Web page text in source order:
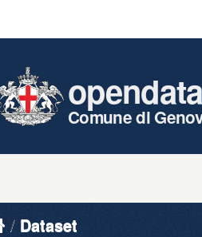
opendata
Comune di
Dataset